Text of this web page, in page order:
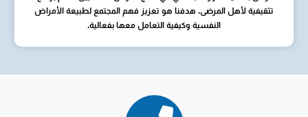
تثقيفية لأهل المرضى. هدفنا هو تعزيز فهم المجتمع لطبيعة الأمراض
النفسية وكيفية التعامل معها بفعالية.